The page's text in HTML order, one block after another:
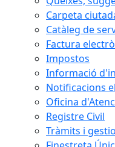
Carpeta
Catàleg de
Factura
Impostos
Informació
Notificacions
Oficina
Registre Civil
Tràmits i